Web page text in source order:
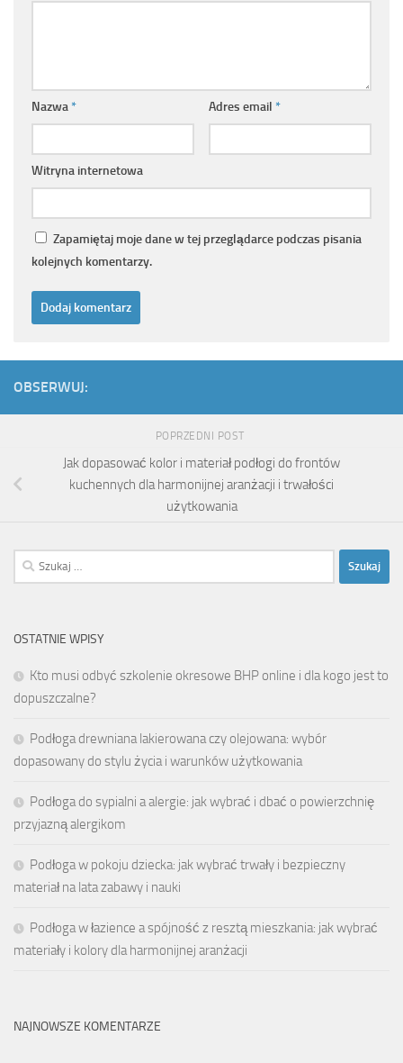
Nazwa* Adres email *
Witryna internetowa
Zapamiętaj moje dane w tej przeglądarce podczas pisania
kolejnych komentarzy.
OBSERWUJ:
POPRZEDNI POST
Jak dopasować kolor i materiał podłogi do frontów
kuchennych dla harmonijnej aranżacji i trwałości
użytkowania
Szukaj:
OSTATNIE WPISY
Kto musi odbyć szkolenie okresowe BHP online i dla kogo jest to
dopuszczalne?
Podłoga drewniana lakierowana czy olejowana: wybór
dopasowany do stylu życia i warunków użytkowania
Podłoga do sypialni a alergie: jak wybrać i dbać o powierzchnię
przyjazną alergikom
Podłoga w pokoju dziecka: jak wybrać trwały i bezpieczny
materiał na lata zabawy i nauki
Podłoga w łazience a spójność z resztą mieszkania: jak wybrać
materiały i kolory dla harmonijnej aranżacji
NAJNOWSZE KOMENTARZE